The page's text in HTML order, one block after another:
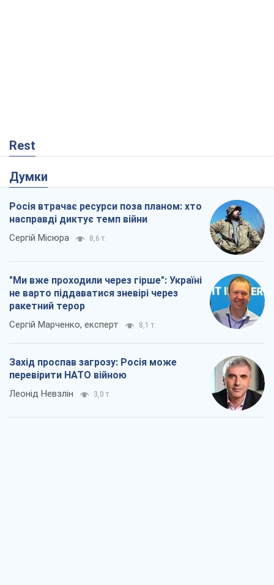
Rest
Думки
Росія втрачає ресурси поза планом: хто
насправді диктує темп війни
Сергій Місюра 8,6 т.
"Ми вже проходили через гірше": Україні
не варто піддаватися зневірі через
ракетний терор
Сергій Марченко, експерт 8,1 т.
Захід проспав загрозу: Росія може
перевірити НАТО війною
Леонід Невзлін 3,0 т.